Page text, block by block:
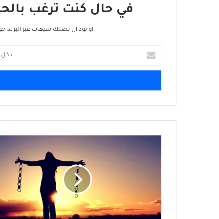
في حال كنت ترغب
او تود ان تصلك تنبيهات عبر البريد
بريدك
الإلكتروني